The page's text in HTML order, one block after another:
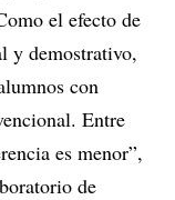
el efecto de
y demostrativo,
con
Entre
es menor”,
de